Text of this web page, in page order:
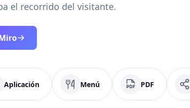
el recorrido del visitante.
Aplicación Menú PDF